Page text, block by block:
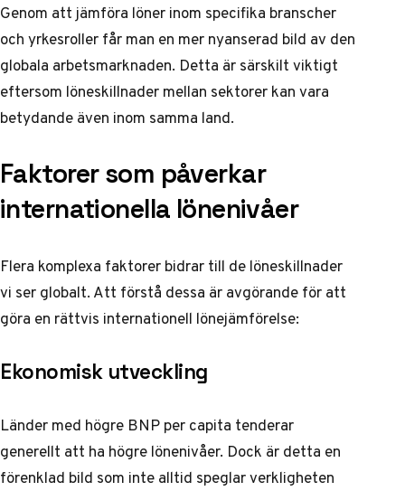
Genom att jämföra löner inom specifika branscher
och yrkesroller får man en mer nyanserad bild av den
globala arbetsmarknaden. Detta är särskilt viktigt
eftersom löneskillnader mellan sektorer kan vara
betydande även inom samma land.
Faktorer som påverkar
internationella lönenivåer
Flera komplexa faktorer bidrar till de löneskillnader
vi ser globalt. Att förstå dessa är avgörande för att
göra en rättvis internationell lönejämförelse:
Ekonomisk utveckling
Länder med högre BNP per capita tenderar
generellt att ha högre lönenivåer. Dock är detta en
förenklad bild som inte alltid speglar verkligheten